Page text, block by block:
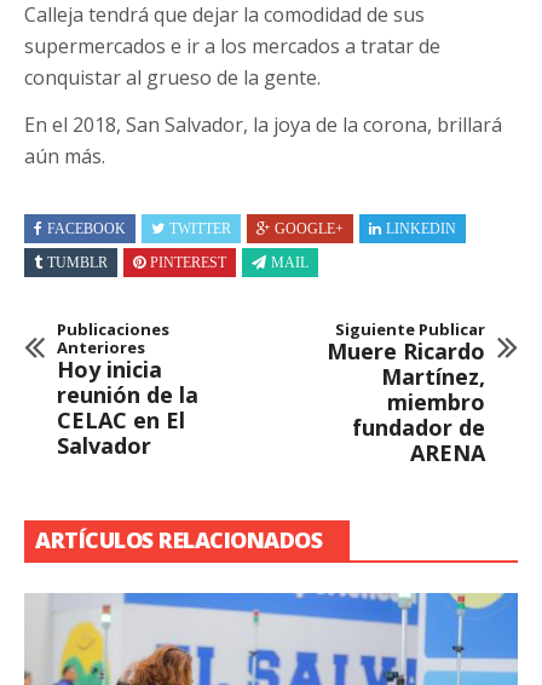
Calleja tendrá que dejar la comodidad de sus
supermercados e ir a los mercados a tratar de
conquistar al grueso de la gente.
En el 2018, San Salvador, la joya de la corona, brillará
aún más.
FACEBOOK TWITTER GOOGLE+
LINKEDIN
TUMBLR
PINTEREST MAIL
Publicaciones
Anteriores
Hoy inicia
reunión de la
CELAC en El
Salvador
Siguiente Publicar
Muere Ricardo
Martínez,
miembro
fundador de
ARENA
ARTÍCULOS RELACIONADOS